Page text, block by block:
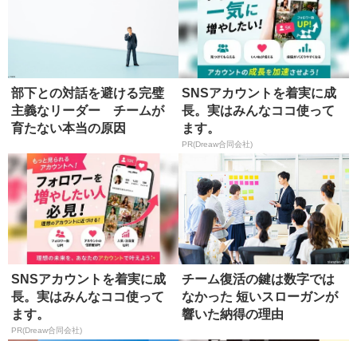
部下との対話を避ける完璧
主義なリーダー チームが
育たない本当の原因
SNSアカウントを着実に成
長。実はみんなココ使って
ます。
PR(Dreaw合同会社)
SNSアカウントを着実に成
長。実はみんなココ使って
ます。
PR(Dreaw合同会社)
チーム復活の鍵は数字では
なかった 短いスローガンが
響いた納得の理由